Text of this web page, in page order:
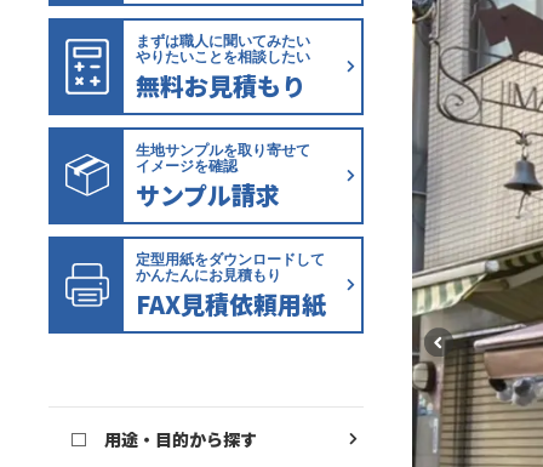
まずは職人に聞いてみたい
やりたいことを相談したい
無料お見積もり
生地サンプルを取り寄せて
イメージを確認
サンプル請求
定型用紙をダウンロードして
かんたんにお見積もり
FAX見積依頼用紙
□ 用途・目的から探す